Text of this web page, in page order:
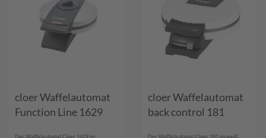
cloer Waffelautomat
Function Line 1629
Der Waffelautomat Cloer 1629 im
cloer Waffelautomat
back control 181
Der Waffelautomat Cloer 181 im weiß